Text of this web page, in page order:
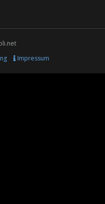
Impressum